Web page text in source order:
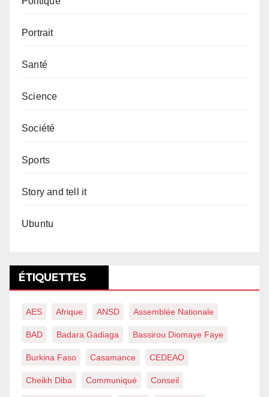
Portrait
Santé
Science
Société
Sports
Story and tell it
Ubuntu
ÉTIQUETTES
AES Afrique ANSD Assemblée Nationale
BAD Badara Gadiaga Bassirou Diomaye Faye
Burkina Faso Casamance CEDEAO
Cheikh Diba Communiqué Conseil